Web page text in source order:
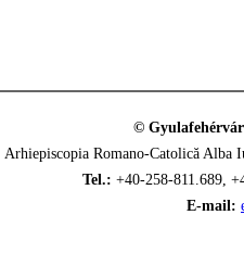
©
Arhiepiscopia Romano-Catolică
Tel.: +40-258-811.689,
E-mail: